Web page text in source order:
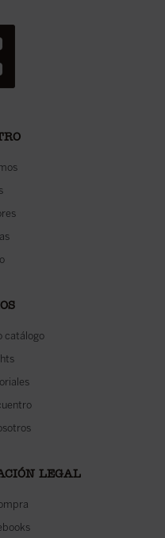
catálogo
LEGAL